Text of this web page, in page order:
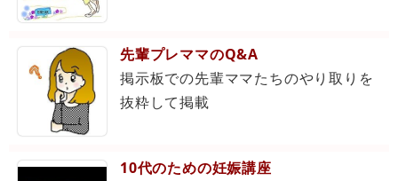
先輩プレママのQ&A
掲示板での先輩ママたちのやり取りを
抜粋して掲載
10代のための妊娠講座